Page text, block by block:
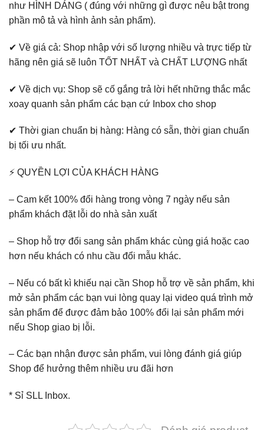
như HÌNH DÁNG ( đúng với những gì được nêu bật trong
phần mô tả và hình ảnh sản phẩm).
✔ Về giá cả: Shop nhập với số lượng nhiều và trực tiếp từ
hãng nên giá sẽ luôn TỐT NHẤT và CHẤT LƯỢNG nhất
✔ Về dịch vụ: Shop sẽ cố gắng trả lời hết những thắc mắc
xoay quanh sản phẩm các bạn cứ Inbox cho shop
✔ Thời gian chuẩn bị hàng: Hàng có sẵn, thời gian chuẩn
bị tối ưu nhất.
⚡ QUYỀN LỢI CỦA KHÁCH HÀNG
– Cam kết 100% đổi hàng trong vòng 7 ngày nếu sản
phẩm khách đặt lỗi do nhà sản xuất
– Shop hỗ trợ đổi sang sản phẩm khác cùng giá hoặc cao
hơn nếu khách có nhu cầu đổi mẫu khác.
– Nếu có bất kì khiếu nại cần Shop hỗ trợ về sản phẩm, khi
mở sản phẩm các bạn vui lòng quay lại video quá trình mở
sản phẩm để được đảm bảo 100% đổi lại sản phẩm mới
nếu Shop giao bị lỗi.
– Các bạn nhận được sản phẩm, vui lòng đánh giá giúp
Shop để hưởng thêm nhiều ưu đãi hơn
* Sỉ SLL Inbox.